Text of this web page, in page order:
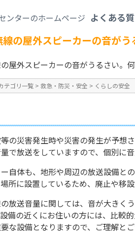
よくある
の屋外スピーカーの音が
屋外スピーカーの音がうるさい。
テゴリ一覧 > 救急・防災・安全 > くらしの安全
の災害発生時や災害の発生が予想
で放送をしていますので、個別に
自体も、地形や周辺の放送設備と
所に設置しているため、廃止や移
放送音量に関しては、音が大きく
備の近くにお住いの方には、比較
な設備となりますので、ご理解と